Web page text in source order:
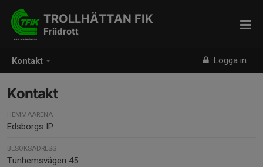
Kontakt Logga in
TROLLHÄTTAN FIK
Friidrott
Kontakt
HEMMAARENA
Edsborgs IP
BESÖKSADRESS
Tunhemsvägen 45